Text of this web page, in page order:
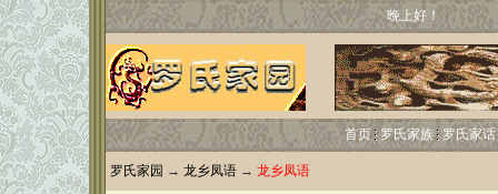
晚上好！
首页 罗氏家族 罗氏家话
罗氏家园 → 龙乡凤语 → 龙乡凤语